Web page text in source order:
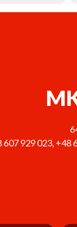
607 929 023, +48